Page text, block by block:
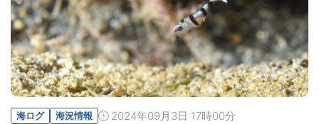
海ログ 海況情報 2024年09月3日 17時00分